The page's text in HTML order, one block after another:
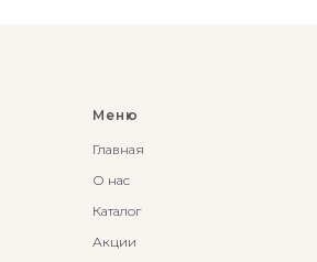
Меню
Главная
О нас
Каталог
Акции